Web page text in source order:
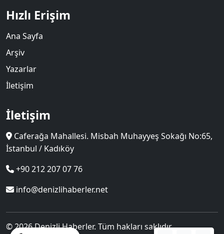
Hızlı Erişim
Ana Sayfa
Arşiv
Yazarlar
İletişim
İletişim
Caferağa Mahallesi. Misbah Muhayyeş Sokağı No:65,
İstanbul / Kadıköy
+90 212 207 07 76
info@denizlihaberler.net
© 2026 Denizli Haberler. Tüm hakları saklıdır.